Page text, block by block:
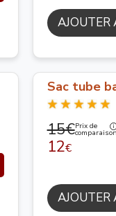
AJOUTER
Sac tube
15€Prix de
comparaison
12€
AJOUTER